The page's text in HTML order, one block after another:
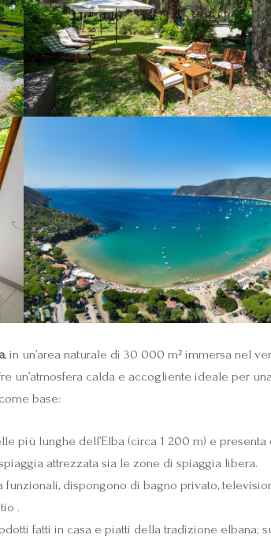
, in un’area naturale di 30 000 m² immersa nel
un’atmosfera calda e accogliente ideale per
base:
più lunghe dell’Elba (circa 1 200 m) e
attrezzata sia le zone di spiaggia libera.
dispongono di bagno privato,
.
fatti in casa e piatti della tradizione elbana;